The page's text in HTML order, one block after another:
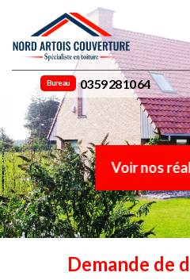
Bureau 03 59 28 10 64
Voir nos
Demande de